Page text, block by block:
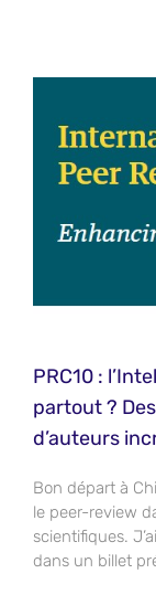
PRC10 :
partout ?
d’auteurs
Bon départ à
le peer-review
scientifiques.
dans un billet